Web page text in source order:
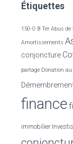
h
r
Étiquettes
150-O B Ter Abus de
Amortissements
conjoncture
partage Donation
finance
immobilier